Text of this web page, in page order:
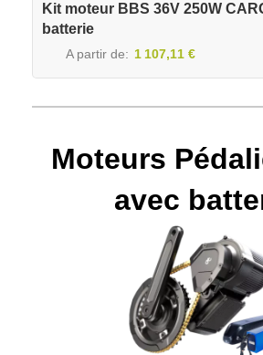
Kit moteur BBS 36V 250W
batterie
A partir de 1 107,11 €
Moteurs
avec